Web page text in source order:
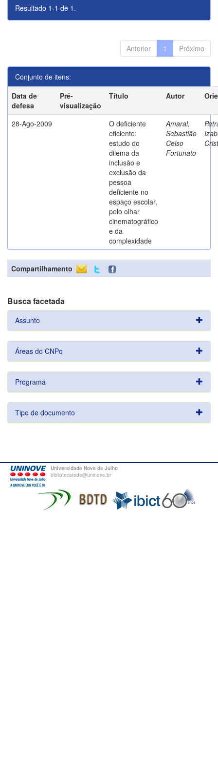
Resultado 1-1 de 1.
Anterior 1 Próximo
Conjunto de itens:
Data de
defesa
Pré-
visualização
Título Autor
28-Ago-2009
O deficiente
eficiente:
estudo do
dilema da
inclusão e
exclusão da
pessoa
deficiente no
espaço escolar,
pelo olhar
cinematográfico
e da
complexidade
Amaral,
Sebastião
Celso
Fortunato
Compartilhamento
Busca facetada
Assunto
Áreas do CNPq
Programa
Tipo de documento
Universidade Nove de Julho
bibliotecatede@uninove.br